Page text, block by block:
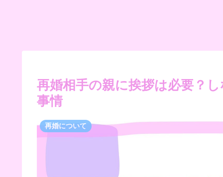
再婚相手の親に挨拶は必要？
事情
再婚について